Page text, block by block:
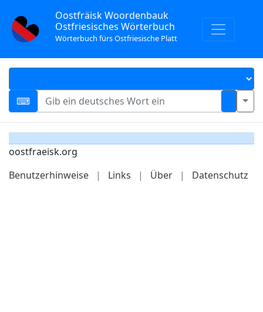
Oostfräisk Woordenbauk
Ostfriesisches Wörterbuch
Wörterbuch fürs Ostfriesische Platt
oostfraeisk.org
Benutzerhinweise
| Links | Über | Datenschutz